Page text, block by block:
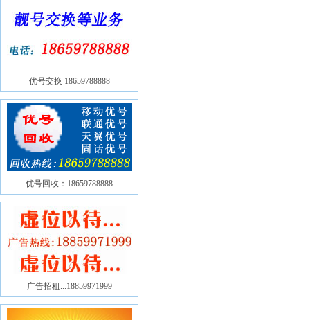
优号交换 18659788888
优号回收：18659788888
广告招租...18859971999